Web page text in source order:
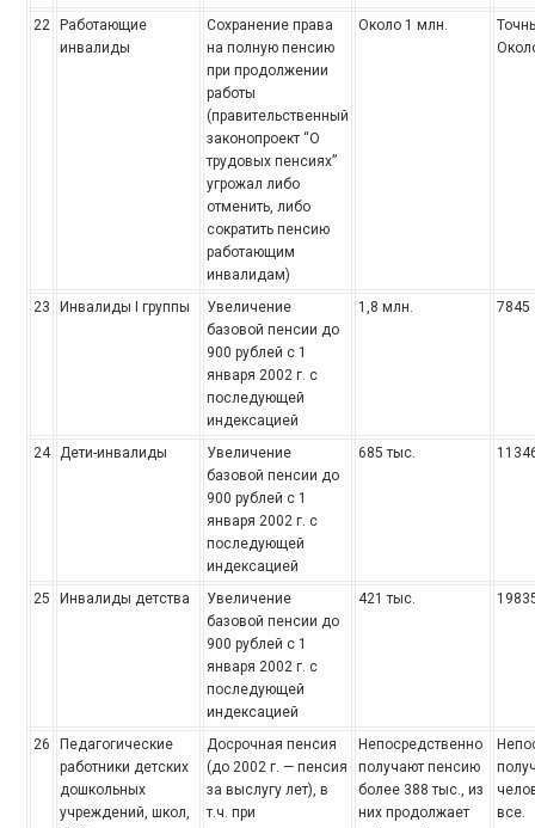
22
Работающие
инвалиды
Сохранение права
на полную пенсию
при продолжении
работы
(правительственный
законопроект“О
трудовых пенсиях”
угрожал либо
отменить, либо
сократить пенсию
работающим
инвалидам)
Около 1 млн.
23 Инвалиды I группы
Увеличение
базовой пенсии до
900 рублей с 1
января 2002 г. с
последующей
индексацией
1,8 млн. 7845
24 Дети-инвалиды
Увеличение
базовой пенсии до
900 рублей с 1
января 2002 г. с
последующей
индексацией
685 тыс.
25 Инвалиды детства
Увеличение
базовой пенсии до
900 рублей с 1
января 2002 г. с
последующей
индексацией
421 тыс.
26
Педагогические
работники детских
дошкольных
учреждений, школ,
Досрочная пенсия
(до 2002 г. — пенсия
за выслугу лет), в
т.ч. при
Непосредственно
получаютпенсию
более 388 тыс., из
них продолжает
все.